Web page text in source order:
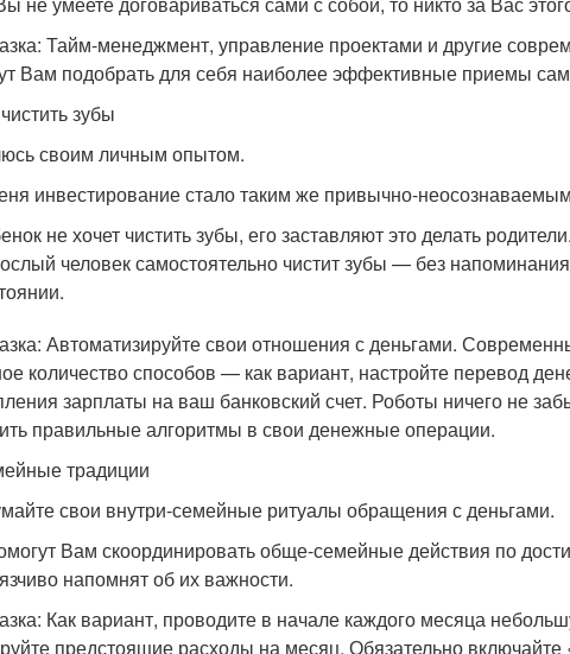
Тайм-менеджмент, управление проектами и другие
Вам подобрать для себя наиболее эффективные приемы
зубы
своим личным опытом.
инвестирование стало таким же привычно-неосознаваемым
не хочет чистить зубы, его заставляют это делать родители.
человек самостоятельно чистит зубы — без
Автоматизируйте свои отношения с деньгами.
количество способов — как вариант, настройте перевод
зарплаты на ваш банковский счет. Роботы ничего не
правильные алгоритмы в свои денежные операции.
традиции
свои внутри-семейные ритуалы обращения с деньгами.
Вам скоординировать обще-семейные действия по
напомнят об их важности.
Как вариант, проводите в начале каждого месяца
предстоящие расходы на месяц. Обязательно